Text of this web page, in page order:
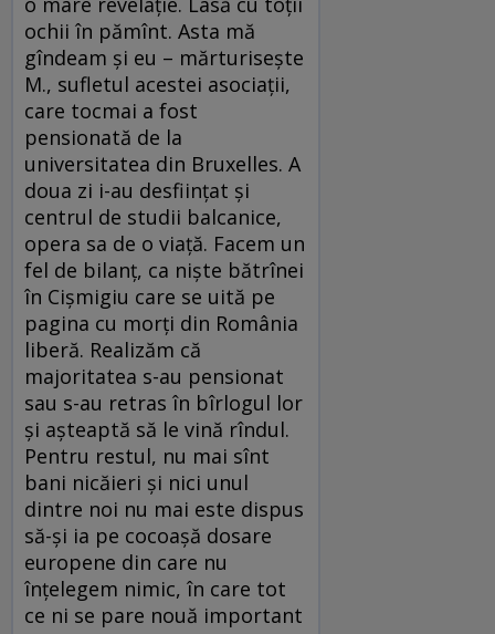
ochii în pămînt. Asta mă
gîndeam şi eu – mărturiseşte
M., sufletul acestei asociaţii,
care tocmai a fost
pensionată de la
universitatea din Bruxelles. A
doua zi i-au desfiinţat şi
centrul de studii balcanice,
opera sa de o viaţă. Facem un
fel de bilanţ, ca nişte bătrînei
în Cişmigiu care se uită pe
pagina cu morţi din România
liberă. Realizăm că
majoritatea s-au pensionat
sau s-au retras în bîrlogul lor
şi aşteaptă să le vină rîndul.
Pentru restul, nu mai sînt
bani nicăieri şi nici unul
dintre noi nu mai este dispus
să-şi ia pe cocoaşă dosare
europene din care nu
înţelegem nimic, în care tot
ce ni se pare nouă important